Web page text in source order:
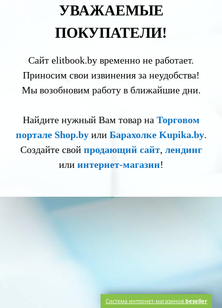
УВАЖАЕМЫЕ
ПОКУПАТЕЛИ!
Сайт elitbook.by временно не работает.
Приносим свои извинения за неудобства!
Мы возобновим работу в ближайшие дни.
Найдите нужный Вам товар на Торговом
портале Shop.byили Барахолке Kupika.by.
Создайте свой продающий сайт, лендинг
или интернет-магазин!
Система интернет-магазинов beseller